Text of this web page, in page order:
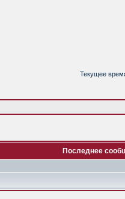
Текущее
Последнее